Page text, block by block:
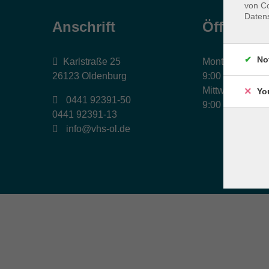
Anschrift
Karlstraße 25
26123 Oldenburg
0441 92391-50
0441 92391-13
info@vhs-ol.de
Montag,
9:00 bis 17:00
Mittwoch und
9:00 bis 12:30
von